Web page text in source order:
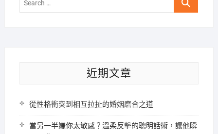
近期文章
從性格衝突到相互拉扯的婚姻磨合之道
當另一半嫌你太敏感？溫柔反擊的聰明話術，讓他瞬